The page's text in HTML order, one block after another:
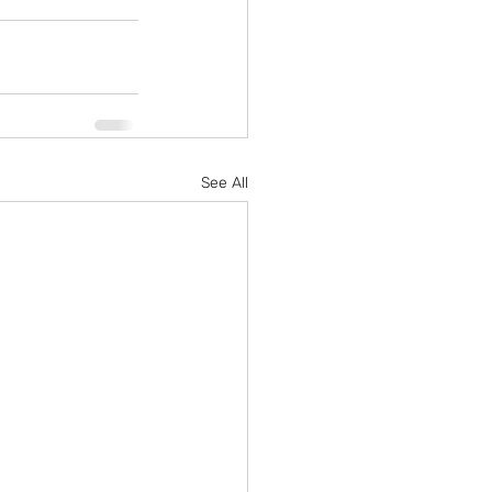
See All